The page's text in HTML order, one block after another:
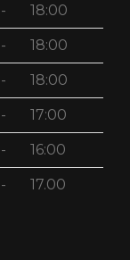
- 18:00
- 18:00
- 18:00
- 17:00
- 16:00
- 17.00